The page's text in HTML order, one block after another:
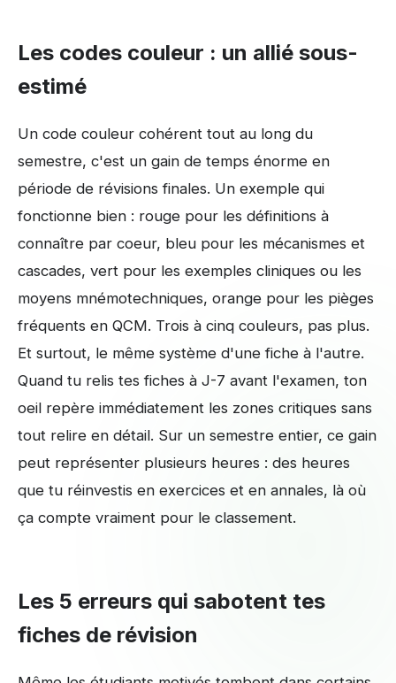
Les codes couleur : un allié sous-
estimé
Un code couleur cohérent tout au long du
semestre, c'est un gain de temps énorme en
période de révisions finales. Un exemple qui
fonctionne bien : rouge pour les définitions à
connaître par coeur, bleu pour les mécanismes et
cascades, vert pour les exemples cliniques ou les
moyens mnémotechniques, orange pour les pièges
fréquents en QCM. Trois à cinq couleurs, pas plus.
Et surtout, le même système d'une fiche à l'autre.
Quand tu relis tes fiches à J-7 avant l'examen, ton
oeil repère immédiatement les zones critiques sans
tout relire en détail. Sur un semestre entier, ce gain
peut représenter plusieurs heures : des heures
que tu réinvestis en exercices et en annales, là où
ça compte vraiment pour le classement.
Les 5 erreurs qui sabotent tes
fiches de révision